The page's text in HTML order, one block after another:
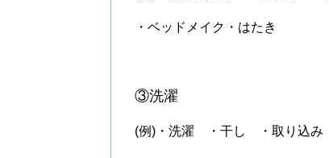
・ベッドメイク・はたき
③洗濯
(例)・洗濯 ・干し ・取り込